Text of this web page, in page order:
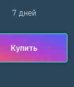
7 дней
Купить